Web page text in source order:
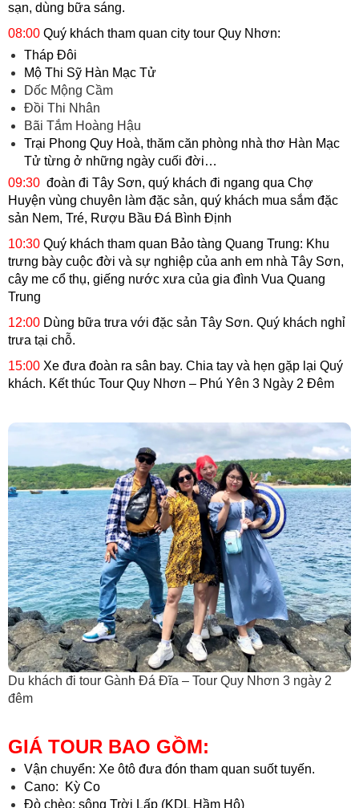
sạn, dùng bữa sáng.
08:00 Quý khách tham quan city tour Quy Nhơn:
Tháp Đôi
Mộ Thi Sỹ Hàn Mạc Tử
Dốc Mộng Cầm
Đồi Thi Nhân
Bãi Tắm Hoàng Hậu
Trại Phong Quy Hoà, thăm căn phòng nhà thơ Hàn Mạc
Tử từng ở những ngày cuối đời…
09:30 đoàn đi Tây Sơn, quý khách đi ngang qua Chợ
Huyện vùng chuyên làm đặc sản, quý khách mua sắm đặc
sản Nem, Tré, Rượu Bầu Đá Bình Định
10:30 Quý khách tham quan Bảo tàng Quang Trung: Khu
trưng bày cuộc đời và sự nghiệp của anh em nhà Tây Sơn,
cây me cổ thụ, giếng nước xưa của gia đình Vua Quang
Trung
12:00 Dùng bữa trưa với đặc sản Tây Sơn. Quý khách nghỉ
trưa tại chỗ.
15:00 Xe đưa đoàn ra sân bay. Chia tay và hẹn gặp lại Quý
khách. Kết thúc Tour Quy Nhơn – Phú Yên 3 Ngày 2 Đêm
Du khách đi tour Gành Đá Đĩa – Tour Quy Nhơn 3 ngày 2
đêm
GIÁ TOUR BAO GỒM:
Vận chuyển: Xe ôtô đưa đón tham quan suốt tuyến.
Cano: Kỳ Co
Đò chèo: sông Trời Lấp (KDL Hầm Hô)